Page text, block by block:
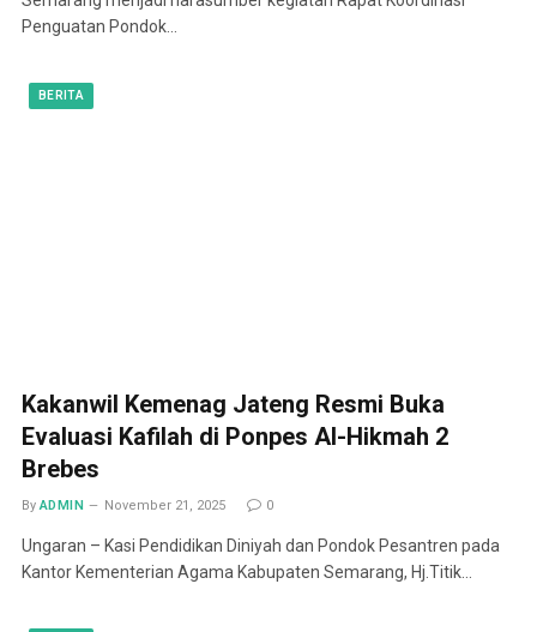
Penguatan Pondok…
BERITA
Kakanwil Kemenag Jateng Resmi Buka
Evaluasi Kafilah di Ponpes Al-Hikmah 2
Brebes
By ADMIN November 21, 2025 0
Ungaran – Kasi Pendidikan Diniyah dan Pondok Pesantren pada
Kantor Kementerian Agama Kabupaten Semarang, Hj.Titik…